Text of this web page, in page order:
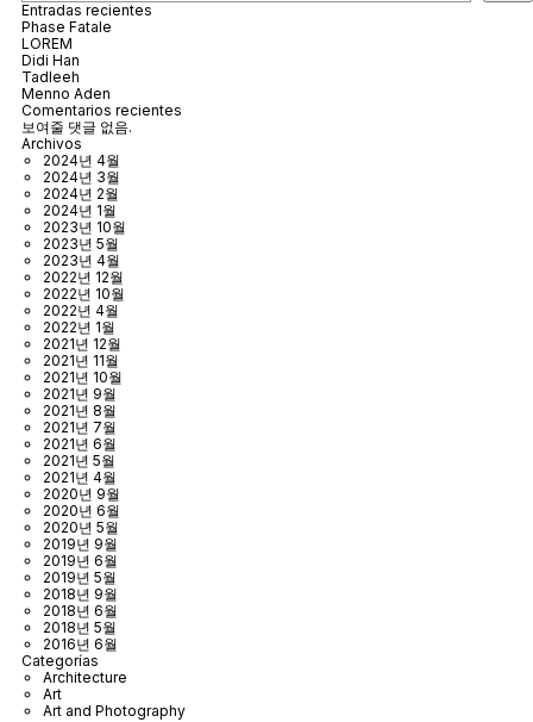
Entradas recientes
Phase Fatale
LOREM
Didi Han
Tadleeh
Menno Aden
Comentarios recientes
보여줄 댓글 없음.
Archivos
2024년 4월
2024년 3월
2024년 2월
2024년 1월
2023년 10월
2023년 5월
2023년 4월
2022년 12월
2022년 10월
2022년 4월
2022년 1월
2021년 12월
2021년 11월
2021년 10월
2021년 9월
2021년 8월
2021년 7월
2021년 6월
2021년 5월
2021년 4월
2020년 9월
2020년 6월
2020년 5월
2019년 9월
2019년 6월
2019년 5월
2018년 9월
2018년 6월
2018년 5월
2016년 6월
Categorías
Architecture
Art
Art and Photography